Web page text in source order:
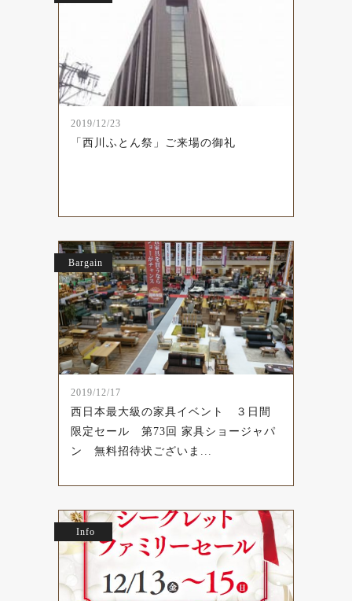
2019/12/23
「西川ふとん祭」ご来場の御礼
Bargain
2019/12/17
西日本最大級の家具イベント ３日間
限定セール 第73回 家具ショージャパ
ン 無料招待状ございま...
Info